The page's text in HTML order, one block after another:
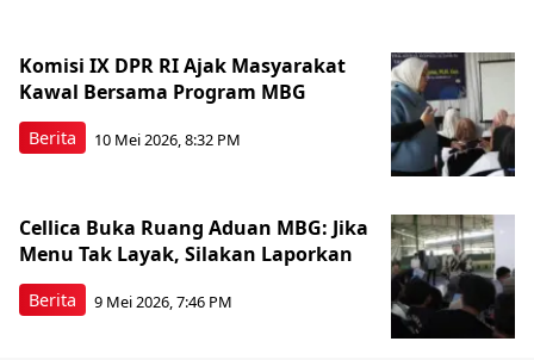
Berita
Komisi IX DPR RI Ajak Masyarakat
Kawal Bersama Program MBG
10 Mei 2026, 8:32 PM
Berita
Cellica Buka Ruang Aduan MBG: Jika
Menu Tak Layak, Silakan Laporkan
9 Mei 2026, 7:46 PM